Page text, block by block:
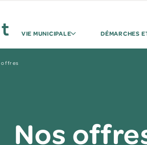
VIE MUNICIPALE DÉMARCHES
offres
Nos